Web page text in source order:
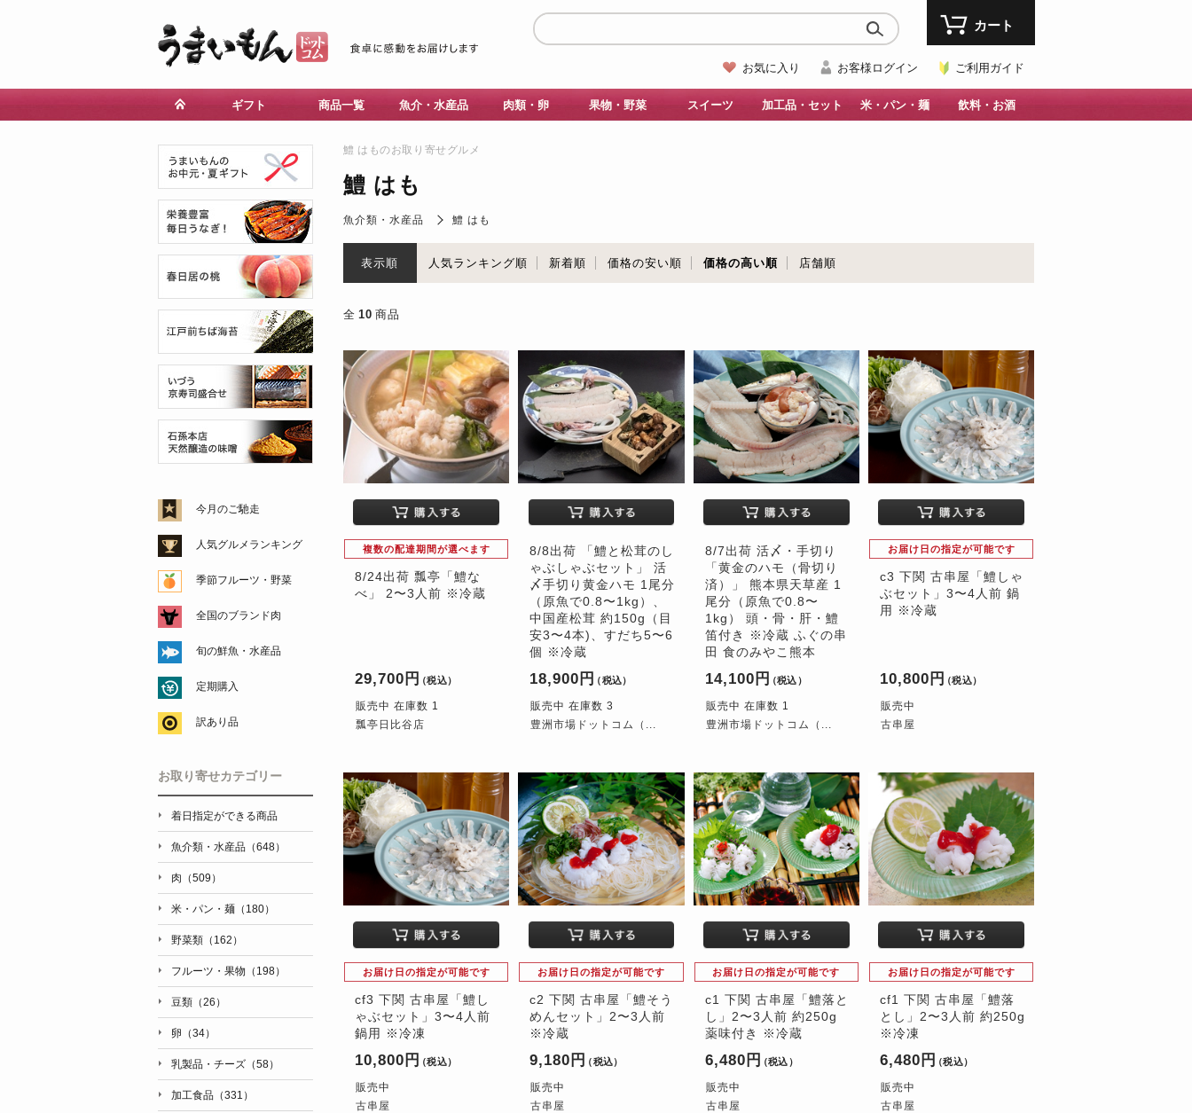
お気に入り お客様ログイン ご利用ガイド
カート
ギフト 商品一覧 魚介・水産品 肉類・卵 果物・野菜 スイーツ 加工品・セット 米・パン・麺 飲料・お酒
鱧 はものお取り寄せグルメ
鱧 はも
魚介類・水産品 鱧 はも
表示順 人気ランキング順 新着順 価格の安い順 価格の高い順 店舗順
全 10 商品
複数の配達期間が選べます
8/24出荷 瓢亭「鱧な
べ」 2〜3人前 ※冷蔵
29,700円（税込）
販売中 在庫数 1
瓢亭日比谷店
8/8出荷 「鱧と松茸のし
ゃぶしゃぶセット」 活
〆手切り黄金ハモ 1尾分
（原魚で0.8〜1kg）、
中国産松茸 約150g（目
安3〜4本)、すだち5〜6
個 ※冷蔵
18,900円 （税込）
販売中 在庫数 3
豊洲市場ドットコム（...
8/7出荷 活〆・手切り
「黄金のハモ（骨切り
済）」 熊本県天草産 1
尾分（原魚で0.8〜
1kg） 頭・骨・肝・鱧
笛付き ※冷蔵 ふぐの串
田 食のみやこ熊本
14,100円（税込）
販売中 在庫数 1
豊洲市場ドットコム（...
お届け日の指定が可能です
c3 下関 古串屋「鱧しゃ
ぶセット」3〜4人前 鍋
用 ※冷蔵
10,800円 （税込）
販売中
古串屋
お届け日の指定が可能です
cf3 下関 古串屋「鱧し
ゃぶセット」3〜4人前
鍋用 ※冷凍
10,800円（税込）
販売中
古串屋
お届け日の指定が可能です
c2 下関 古串屋「鱧そう
めんセット」2〜3人前
※冷蔵
9,180円 （税込）
販売中
古串屋
お届け日の指定が可能です
c1 下関 古串屋「鱧落と
し」2〜3人前 約250g
薬味付き ※冷蔵
6,480円（税込）
販売中
古串屋
お届け日の指定が可能です
cf1 下関 古串屋「鱧落
とし」2〜3人前 約250g
※冷凍
6,480円 （税込）
販売中
古串屋
今月のご馳走
人気グルメランキング
季節フルーツ・野菜
全国のブランド肉
旬の鮮魚・水産品
定期購入
訳あり品
お取り寄せカテゴリー
着日指定ができる商品
魚介類・水産品（648）
肉（509）
米・パン・麺（180）
野菜類（162）
フルーツ・果物（198）
豆類（26）
卵（34）
乳製品・チーズ（58）
加工食品（331）